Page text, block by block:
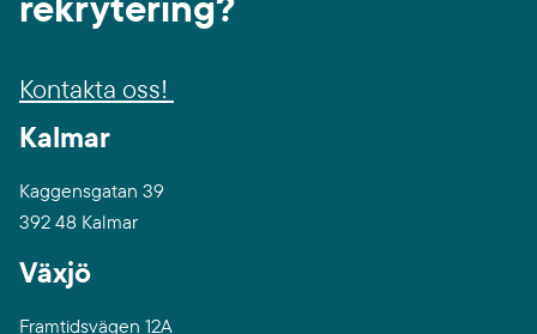
Kontakta oss!
Kalmar
Kaggensgatan 39
392 48 Kalmar
Växjö
Framtidsvägen 12A